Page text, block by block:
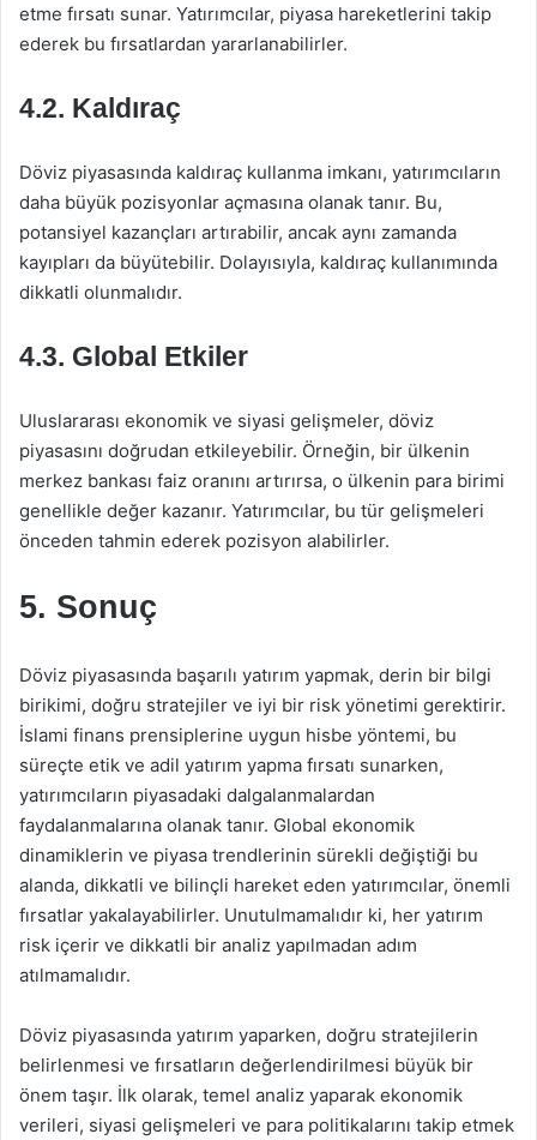
etme fırsatı sunar. Yatırımcılar, piyasa hareketlerini takip
ederek bu fırsatlardan yararlanabilirler.
4.2. Kaldıraç
Döviz piyasasında kaldıraç kullanma imkanı, yatırımcıların
daha büyük pozisyonlar açmasına olanak tanır. Bu,
potansiyel kazançları artırabilir, ancak aynı zamanda
kayıpları da büyütebilir. Dolayısıyla, kaldıraç kullanımında
dikkatli olunmalıdır.
4.3. Global Etkiler
Uluslararası ekonomik ve siyasi gelişmeler, döviz
piyasasını doğrudan etkileyebilir. Örneğin, bir ülkenin
merkez bankası faiz oranını artırırsa, o ülkenin para birimi
genellikle değer kazanır. Yatırımcılar, bu tür gelişmeleri
önceden tahmin ederek pozisyon alabilirler.
5. Sonuç
Döviz piyasasında başarılı yatırım yapmak, derin bir bilgi
birikimi, doğru stratejiler ve iyi bir risk yönetimi gerektirir.
İslami finans prensiplerine uygun hisbe yöntemi, bu
süreçte etik ve adil yatırım yapma fırsatı sunarken,
yatırımcıların piyasadaki dalgalanmalardan
faydalanmalarına olanak tanır. Global ekonomik
dinamiklerin ve piyasa trendlerinin sürekli değiştiği bu
alanda, dikkatli ve bilinçli hareket eden yatırımcılar, önemli
fırsatlar yakalayabilirler. Unutulmamalıdır ki, her yatırım
risk içerir ve dikkatli bir analiz yapılmadan adım
atılmamalıdır.
Döviz piyasasında yatırım yaparken, doğru stratejilerin
belirlenmesi ve fırsatların değerlendirilmesi büyük bir
önem taşır. İlk olarak, temel analiz yaparak ekonomik
verileri, siyasi gelişmeleri ve para politikalarını takip etmek